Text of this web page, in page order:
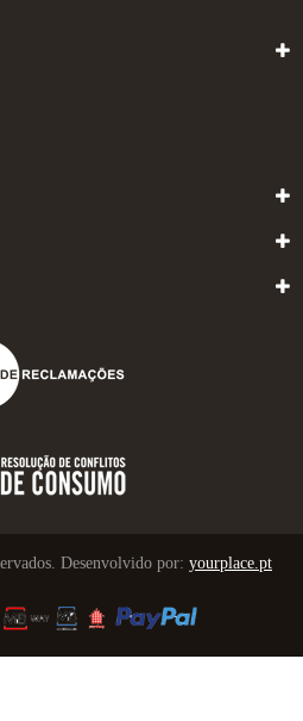
Desenvolvido por: yourplace.pt